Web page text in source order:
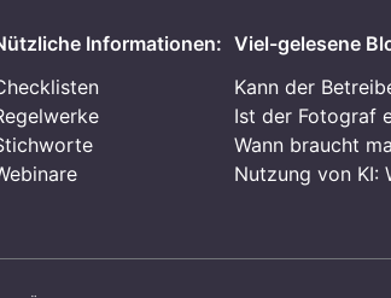
Informationen: Viel-gelesene
Kann der
Ist der Fotograf
Wann braucht
Nutzung von KI: